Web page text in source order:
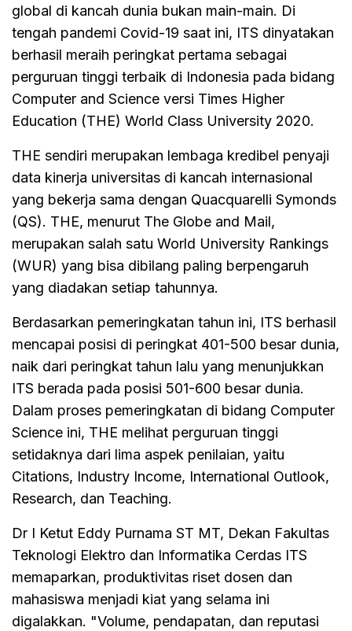
global di kancah dunia bukan main-main. Di
tengah pandemi Covid-19 saat ini, ITS dinyatakan
berhasil meraih peringkat pertama sebagai
perguruan tinggi terbaik di Indonesia pada bidang
Computer and Science versi Times Higher
Education (THE) World Class University 2020.
THE sendiri merupakan lembaga kredibel penyaji
data kinerja universitas di kancah internasional
yang bekerja sama dengan Quacquarelli Symonds
(QS). THE, menurut The Globe and Mail,
merupakan salah satu World University Rankings
(WUR) yang bisa dibilang paling berpengaruh
yang diadakan setiap tahunnya.
Berdasarkan pemeringkatan tahun ini, ITS berhasil
mencapai posisi di peringkat 401-500 besar dunia,
naik dari peringkat tahun lalu yang menunjukkan
ITS berada pada posisi 501-600 besar dunia.
Dalam proses pemeringkatan di bidang Computer
Science ini, THE melihat perguruan tinggi
setidaknya dari lima aspek penilaian, yaitu
Citations, Industry Income, International Outlook,
Research, dan Teaching.
Dr I Ketut Eddy Purnama ST MT, Dekan Fakultas
Teknologi Elektro dan Informatika Cerdas ITS
memaparkan, produktivitas riset dosen dan
mahasiswa menjadi kiat yang selama ini
digalakkan. "Volume, pendapatan, dan reputasi